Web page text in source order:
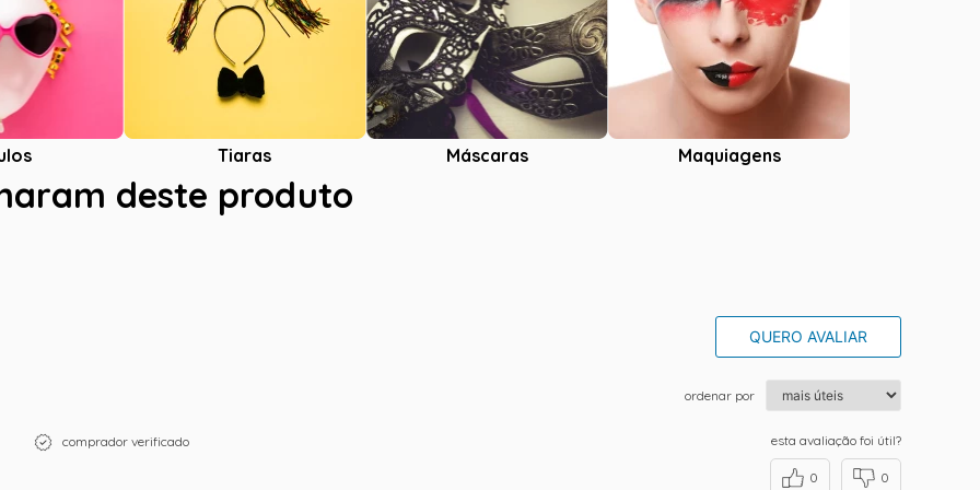
Tiaras Máscaras Maquiagens
deste produto
QUERO AVALIAR
ordenar por
comprador verificado esta avaliação foi útil?
0 0